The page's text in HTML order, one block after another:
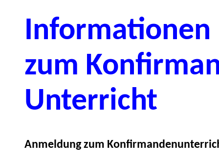
Informationen
zum
Unterricht
Anmeldung zum